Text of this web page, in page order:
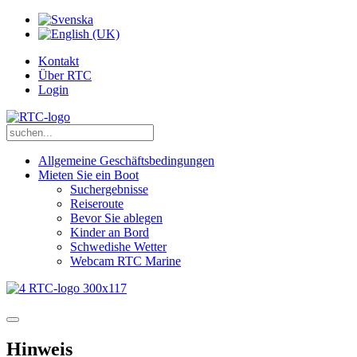
Kontakt
Über RTC
Login
Allgemeine Geschäftsbedingungen
Mieten Sie ein Boot
Suchergebnisse
Reiseroute
Bevor Sie ablegen
Kinder an Bord
Schwedishe Wetter
Webcam RTC Marine
Hinweis